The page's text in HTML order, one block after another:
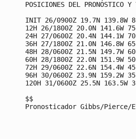
POSICIONES DEL PRONÓSTICO Y
INIT 26/0900Z 19.7N 139.8W
12H 26/1800Z 20.0N 141.6W
24H 27/0600Z 20.4N 144.1W
36H 27/1800Z 21.0N 146.8W
48H 28/0600Z 21.5N 149.7W 60
60H 28/1800Z 22.0N 151.9W
72H 29/0600Z 22.6N 154.4W
96H 30/0600Z 23.9N 159.2W
120H 31/0600Z 25.5N 163.5W
$$
Pronosticador Gibbs/Pierce/